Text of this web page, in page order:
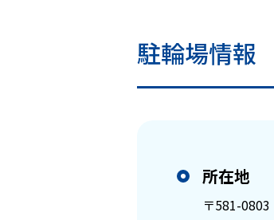
駐輪場情報
所在地
〒581-0803